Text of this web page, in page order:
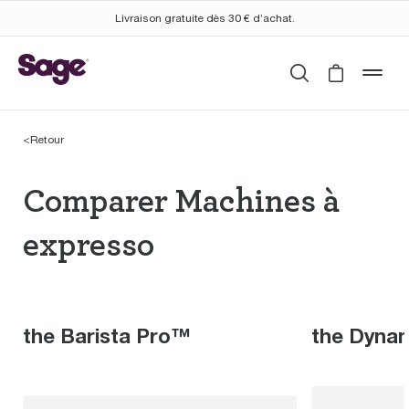
Livraison gratuite dès 30 € d’achat.
Rechercher
Cart is
<Retour
Comparer
Comparer Machines à
expresso
the Barista Pro™ the